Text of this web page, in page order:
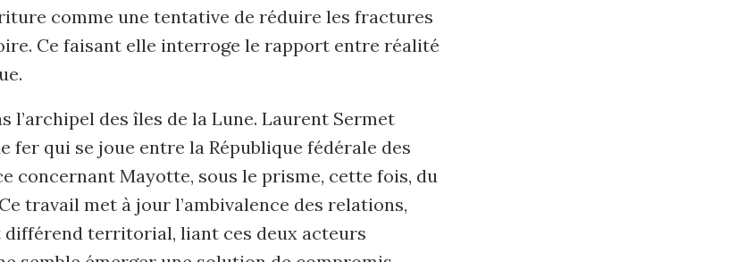
comme une tentative de réduire les fractures
Ce faisant elle interroge le rapport entre réalité
l’archipel des îles de la Lune. Laurent Sermet
fer qui se joue entre la République fédérale des
concernant Mayotte, sous le prisme, cette fois, du
travail met à jour l’ambivalence des relations,
territorial, liant ces deux acteurs